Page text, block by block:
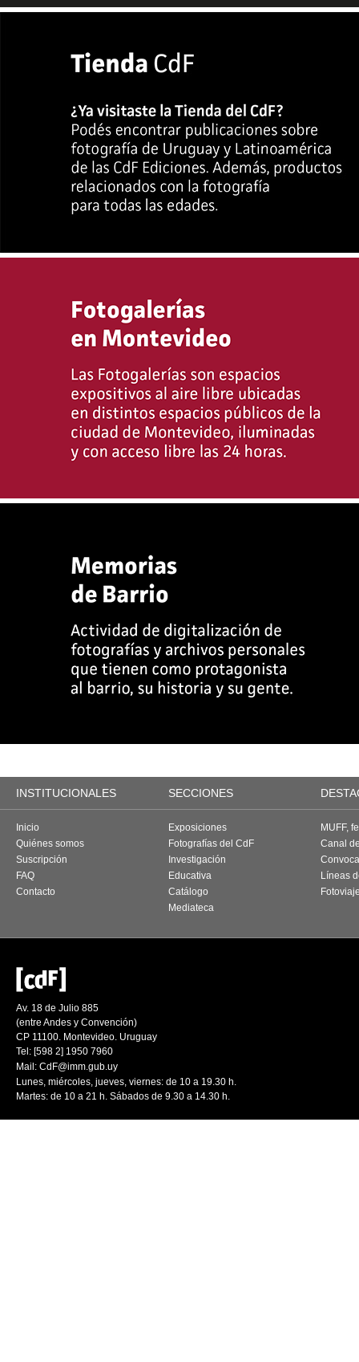
INSTITUCIONALES SECCIONES
Inicio
Quiénes somos
Suscripción
FAQ
Contacto
Exposiciones
Fotografías del CdF
Investigación
Educativa
Catálogo
Mediateca
MUFF,
Canal
Líneas
Av. 18 de Julio 885
(entre Andes y Convención)
CP 11100. Montevideo. Uruguay
Tel: [598 2] 1950 7960
Mail: CdF@imm.gub.uy
Lunes, miércoles, jueves, viernes: de 10 a 19.30 h.
Martes: de 10 a 21 h. Sábados de 9.30 a 14.30 h.